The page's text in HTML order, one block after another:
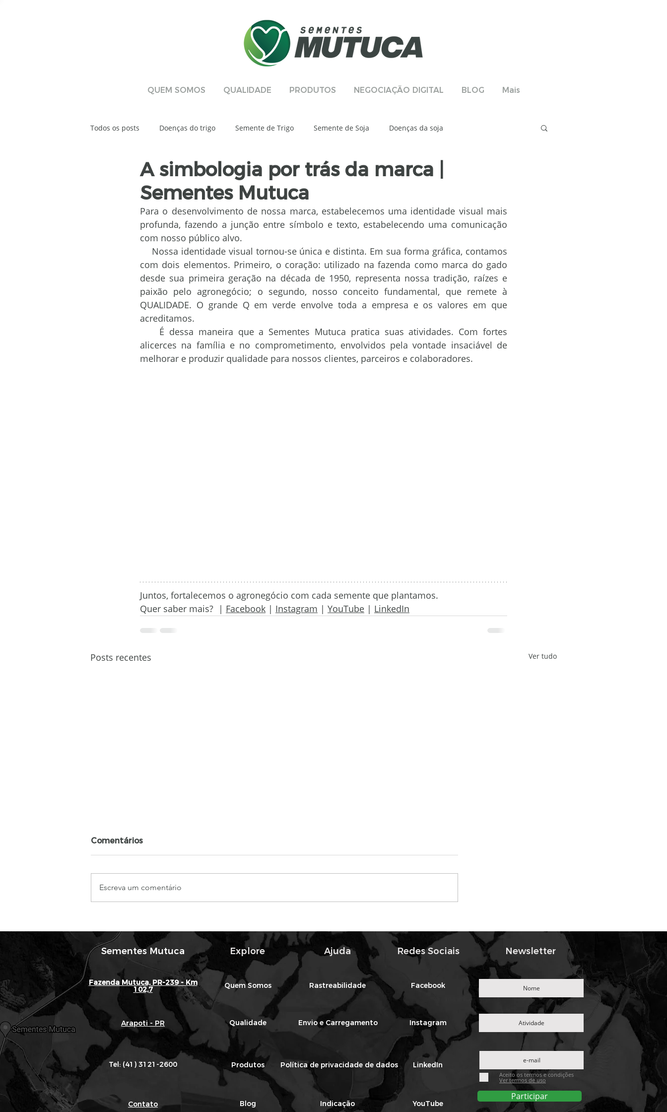
QUEM SOMOS QUALIDADE PRODUTOS NEGOCIAÇÃO DIGITAL BLOG Mais
Todos os posts Doenças do trigo Semente de Trigo Semente de Soja Doenças da soja
Tratamento de Sementes Industrial Manejo Integrado de Pragas Sustentabilidade
Laboratório de sementes Lavoura de Feijão Gestão da qualidade BMX ZEUS ICS 1332
ORS Destak ORS ÁGILE ORS MADREPÉROLA LG ORO LG FORTALEZA Boro
Gestão Agronegócio Time Mutuca ORS Fóton ORS Atlas ORS Ferrari
A simbologia por trás da marca |
Sementes Mutuca
Para o desenvolvimento de nossa marca, estabelecemos uma identidade visual mais
profunda, fazendo a junção entre símbolo e texto, estabelecendo uma comunicação
com nosso público alvo.
com dois elementos. Primeiro, o coração: utilizado na fazenda como marca do gado
desde sua primeira geração na década de 1950, representa nossa tradição, raízes e
paixão pelo agronegócio; o segundo, nosso conceito fundamental, que remete à
QUALIDADE. O grande Q em verde envolve toda a empresa e os valores em que
acreditamos.
alicerces na família e no comprometimento, envolvidos pela vontade insaciável de
melhorar e produzir qualidade para nossos clientes, parceiros e colaboradores.
Juntos, fortalecemos o agronegócio com cada semente que plantamos.
Quer saber mais?  | Facebook | Instagram | YouTube | LinkedIn
Posts recentes Ver tudo
Estabilidade de PH e o
Potencial de 5.7 t/ha no
Fechamento de Plantio
Planta e Estratégias para
Maximizar o Enchimento
de Grãos
Sementes Mutuca com o
Futuro da Agricultura
Comentários
Escreva um comentário
Sementes Mutuca Explore Ajuda Redes Sociais Newsletter
Fazenda Mutuca, PR-239 - Km
102,7 Quem Somos Rastreabilidade Facebook
Arapoti - PR Qualidade Envio e Carregamento Instagram
Tel: (41) 3121-2600 Produtos Política de privacidade de dados LinkedIn
Contato Blog Indicação YouTube
Aceito os termos e condições
Ver termos de uso
Participar